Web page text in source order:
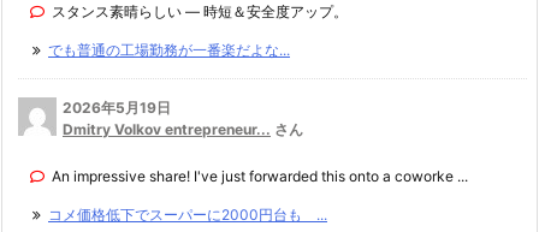
スタンス素晴らしい — 時短＆安全度アップ。
でも普通の工場勤務が一番楽だよな...
2026年5月19日
Dmitry Volkov entrepreneur... さん
An impressive share! I've just forwarded this onto a coworke ...
コメ価格低下でスーパーに2000円台も ...